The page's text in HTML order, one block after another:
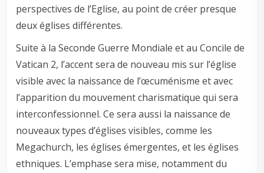
perspectives de l’Eglise, au point de créer presque
deux églises différentes.
Suite à la Seconde Guerre Mondiale et au Concile de
Vatican 2, l’accent sera de nouveau mis sur l’église
visible avec la naissance de l’œcuménisme et avec
l’apparition du mouvement charismatique qui sera
interconfessionnel. Ce sera aussi la naissance de
nouveaux types d’églises visibles, comme les
Megachurch, les églises émergentes, et les églises
ethniques. L’emphase sera mise, notamment du